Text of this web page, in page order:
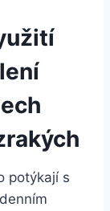
potýkají s